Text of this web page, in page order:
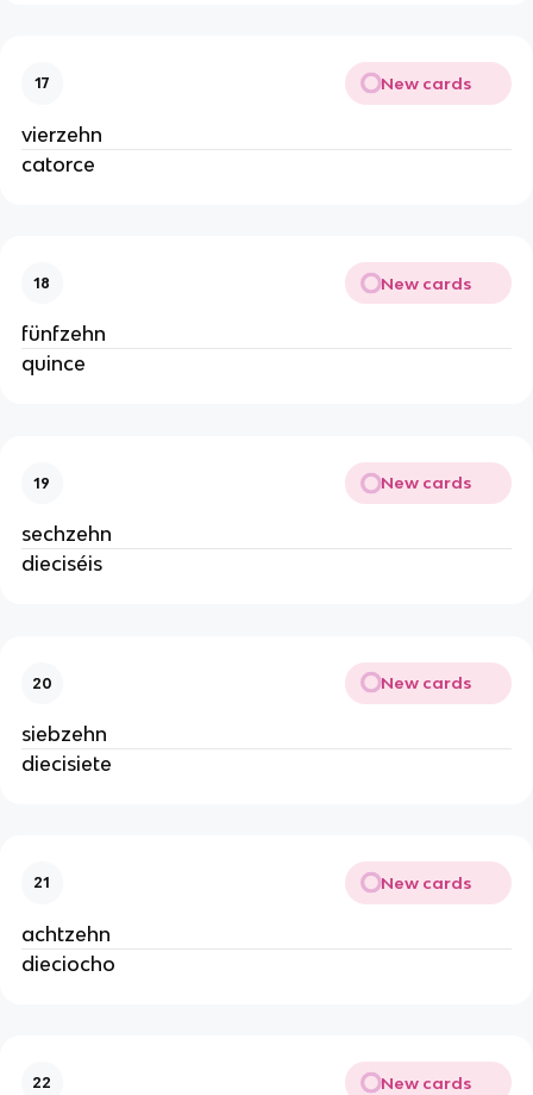
17 New cards
vierzehn
catorce
18 New cards
fünfzehn
quince
19 New cards
sechzehn
dieciséis
20 New cards
siebzehn
diecisiete
21 New cards
achtzehn
dieciocho
22 New cards